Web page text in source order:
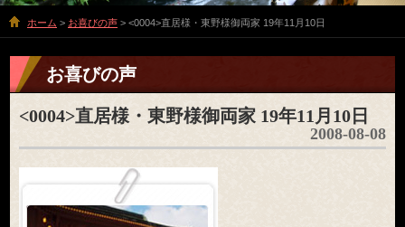
ホーム > お喜びの声 > <0004>直居様・東野様御両家 19年11月10日
お喜びの声
<0004>直居様・東野様御両家 19年11月10日
2008-08-08